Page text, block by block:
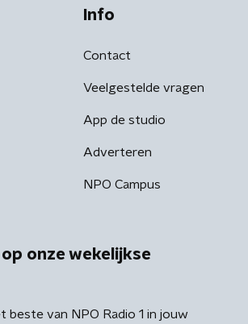
Info
Contact
Veelgestelde vragen
App de studio
Adverteren
NPO Campus
onze wekelijkse
beste van NPO Radio 1 in jouw